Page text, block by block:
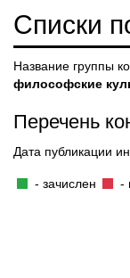
Списки
Название группы
философские
Перечень
Дата публикации
- зачислен -